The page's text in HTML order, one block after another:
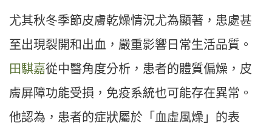
尤其秋冬季節皮膚乾燥情況尤為顯著，患處甚
至出現裂開和出血，嚴重影響日常生活品質。
田騏嘉從中醫角度分析，患者的體質偏燥，皮
膚屏障功能受損，免疫系統也可能存在異常。
他認為，患者的症狀屬於「血虛風燥」的表